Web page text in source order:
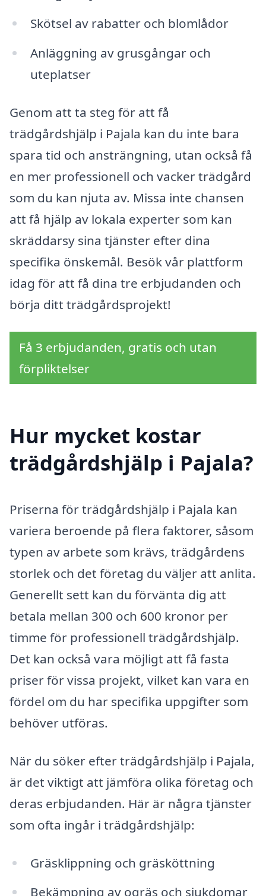
Skötsel av rabatter och blomlådor
Anläggning av grusgångar och
uteplatser
Genom att ta steg för att få
trädgårdshjälp i Pajala kan du inte bara
spara tid och ansträngning, utan också få
en mer professionell och vacker trädgård
som du kan njuta av. Missa inte chansen
att få hjälp av lokala experter som kan
skräddarsy sina tjänster efter dina
specifika önskemål. Besök vår plattform
idag för att få dina tre erbjudanden och
börja ditt trädgårdsprojekt!
Få 3 erbjudanden, gratis och utan
förpliktelser
Hur mycket kostar
trädgårdshjälp i Pajala?
Priserna för trädgårdshjälp i Pajala kan
variera beroende på flera faktorer, såsom
typen av arbete som krävs, trädgårdens
storlek och det företag du väljer att anlita.
Generellt sett kan du förvänta dig att
betala mellan 300 och 600 kronor per
timme för professionell trädgårdshjälp.
Det kan också vara möjligt att få fasta
priser för vissa projekt, vilket kan vara en
fördel om du har specifika uppgifter som
behöver utföras.
När du söker efter trädgårdshjälp i Pajala,
är det viktigt att jämföra olika företag och
deras erbjudanden. Här är några tjänster
som ofta ingår i trädgårdshjälp:
Gräsklippning och gräsköttning
Bekämpning av ogräs och sjukdomar